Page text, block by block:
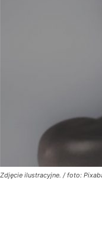
Zdjęcie ilustracyjne. / foto: